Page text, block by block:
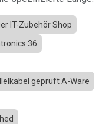
IT-Zubehör Shop
36
geprüft A-Ware